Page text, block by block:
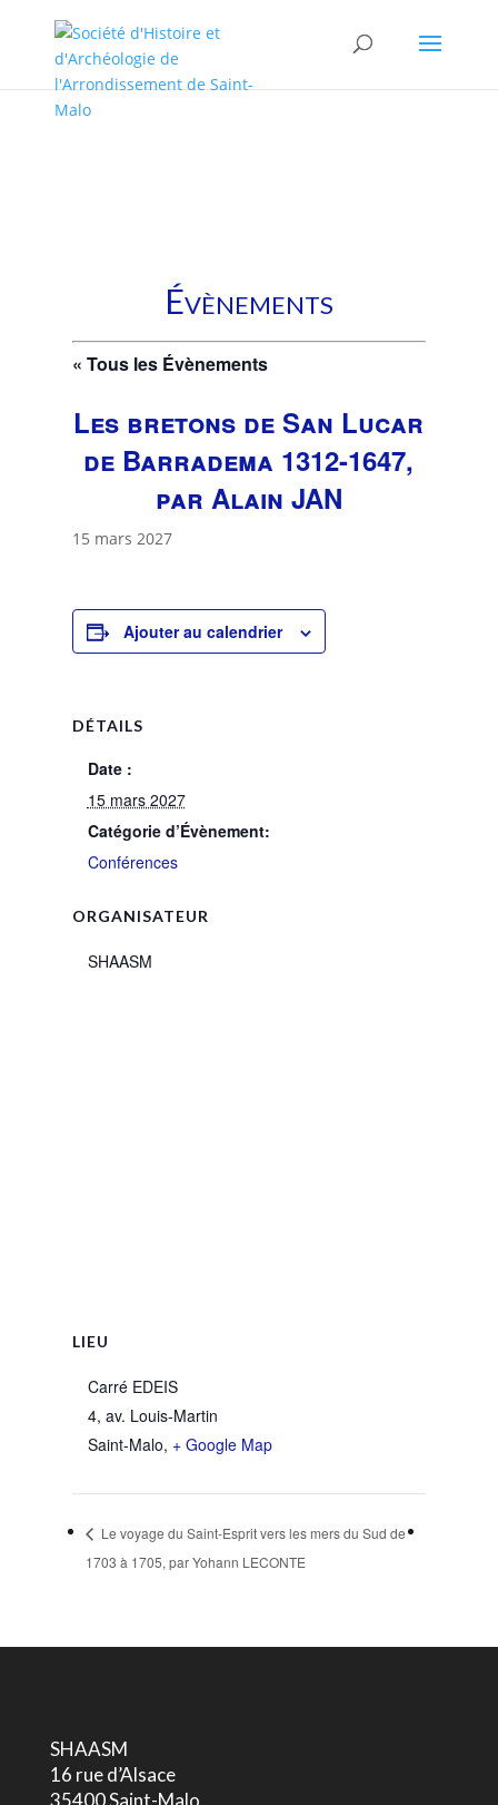
* * Template name: No sidebars */
Évènements
« Tous les Évènements
Les bretons de San Lucar
de Barradema 1312-1647,
par Alain JAN
15 mars 2027
Ajouter au calendrier
DÉTAILS
Date :
15 mars 2027
Catégorie d’Évènement:
Conférences
ORGANISATEUR
SHAASM
LIEU
Carré EDEIS
4, av. Louis-Martin
Saint-Malo, + Google Map
Le voyage du Saint-Esprit vers les mers du Sud de
1703 à 1705, par Yohann LECONTE
SHAASM
16 rue d’Alsace
35400 Saint-Malo